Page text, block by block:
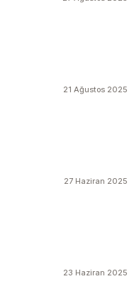
21 Ağustos 2025
27 Haziran 2025
23 Haziran 2025